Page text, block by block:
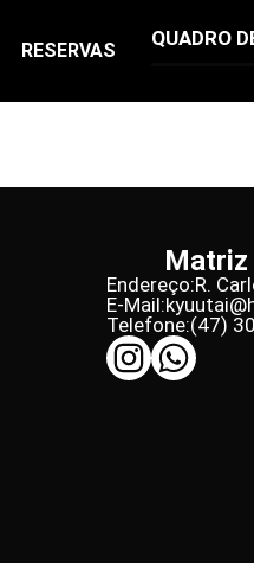
RESERVAS
QUADRO
Endereço:R.
E-Mail:
Telefone:(47)